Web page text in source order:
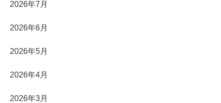
2026年7月
2026年6月
2026年5月
2026年4月
2026年3月